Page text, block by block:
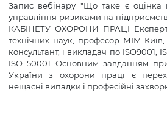
Запис вебінару "Що таке є оцінка
управління ризиками на
КАБІНЕТУ ОХОРОНИ ПРАЦІ
технічних наук, професор МІМ-
консультант, і викладач по ISO9001,
ISO 50001 Основним завданням
України з охорони праці є
нещасні випадки і професійні